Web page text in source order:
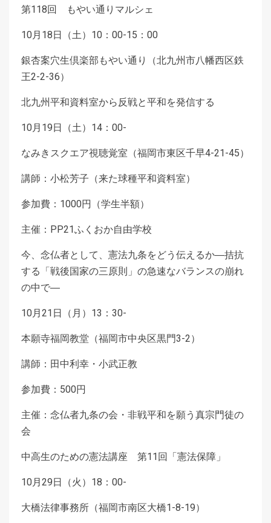
第118回 もやい通りマルシェ
10月18日（土）10：00-15：00
銀杏案穴生倶楽部もやい通り（北九州市八幡西区鉄
王2-2-36）
北九州平和資料室から反戦と平和を発信する
10月19日（土）14：00-
なみきスクエア視聴覚室（福岡市東区千早4-21-45）
講師：小松芳子（来た球種平和資料室）
参加費：1000円（学生半額）
主催：PP21ふくおか自由学校
今、念仏者として、憲法九条をどう伝えるか―拮抗
する「戦後国家の三原則」の急速なバランスの崩れ
の中で―
10月21日（月）13：30-
本願寺福岡教堂（福岡市中央区黒門3-2）
講師：田中利幸・小武正教
参加費：500円
主催：念仏者九条の会・非戦平和を願う真宗門徒の
会
中高生のための憲法講座 第11回「憲法保障」
10月29日（火）18：00-
大橋法律事務所（福岡市南区大橋1-8-19）